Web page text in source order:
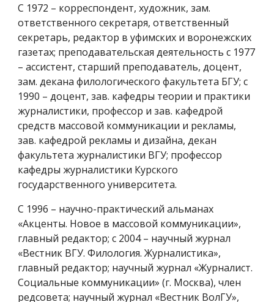
С 1972 – корреспондент, художник, зам.
ответственного секретаря, ответственный
секретарь, редактор в уфимских и воронежских
газетах; преподавательская деятельность с 1977
– ассистент, старший преподаватель, доцент,
зам. декана филологического факультета БГУ; с
1990 – доцент, зав. кафедры теории и практики
журналистики, профессор и зав. кафедрой
средств массовой коммуникации и рекламы,
зав. кафедрой рекламы и дизайна, декан
факультета журналистики ВГУ; профессор
кафедры журналистики Курского
государственного университета.
С 1996 – научно-практический альманах
«Акценты. Новое в массовой коммуникации»,
главный редактор; с 2004 – научный журнал
«Вестник ВГУ. Филология. Журналистика»,
главный редактор; научный журнал «Журналист.
Социальные коммуникации» (г. Москва), член
редсовета; научный журнал «Вестник ВолГУ»,